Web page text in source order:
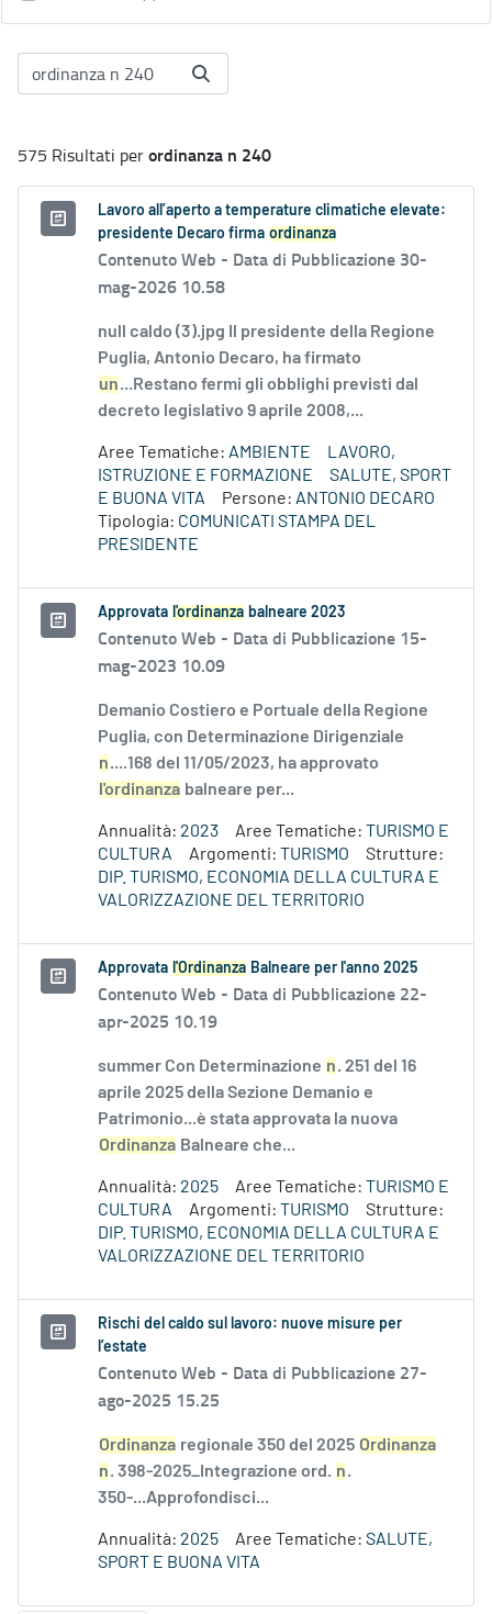
575 Risultati perordinanza n 240
Lavoro all’aperto a temperature climatiche elevate:
presidente Decaro firma ordinanza
Contenuto Web - Data di Pubblicazione 30-
mag-2026 10.58
null caldo (3).jpg Il presidente della Regione
Puglia, Antonio Decaro, ha firmato
un...Restano fermi gli obblighi previsti dal
decreto legislativo 9 aprile 2008,...
Aree Tematiche: AMBIENTE
LAVORO,
ISTRUZIONE E FORMAZIONE
SALUTE, SPORT
E BUONA VITA
Persone: ANTONIO DECARO
Tipologia: COMUNICATI STAMPA DEL
PRESIDENTE
Approvata l'ordinanza balneare 2023
Contenuto Web - Data di Pubblicazione 15-
mag-2023 10.09
Demanio Costiero e Portuale della Regione
Puglia, con Determinazione Dirigenziale
n....168 del 11/05/2023, ha approvato
l'ordinanza balneare per...
Annualità: 2023 Aree Tematiche: TURISMO E
CULTURA
Argomenti: TURISMO
Strutture:
DIP. TURISMO, ECONOMIA DELLA CULTURA E
VALORIZZAZIONE DEL TERRITORIO
Approvata l'Ordinanza Balneare per l'anno 2025
Contenuto Web - Data di Pubblicazione 22-
apr-2025 10.19
summer Con Determinazione n. 251 del 16
aprile 2025 della Sezione Demanio e
Patrimonio...è stata approvata la nuova
Ordinanza Balneare che...
Annualità: 2025 Aree Tematiche: TURISMO E
CULTURA
Argomenti: TURISMO
Strutture:
DIP. TURISMO, ECONOMIA DELLA CULTURA E
VALORIZZAZIONE DEL TERRITORIO
Rischi del caldo sul lavoro: nuove misure per
l’estate
Contenuto Web - Data di Pubblicazione 27-
ago-2025 15.25
Ordinanza regionale 350 del 2025 Ordinanza
n. 398-2025_Integrazione ord. n.
350-...Approfondisci...
Annualità: 2025 Aree Tematiche: SALUTE,
SPORT E BUONA VITA